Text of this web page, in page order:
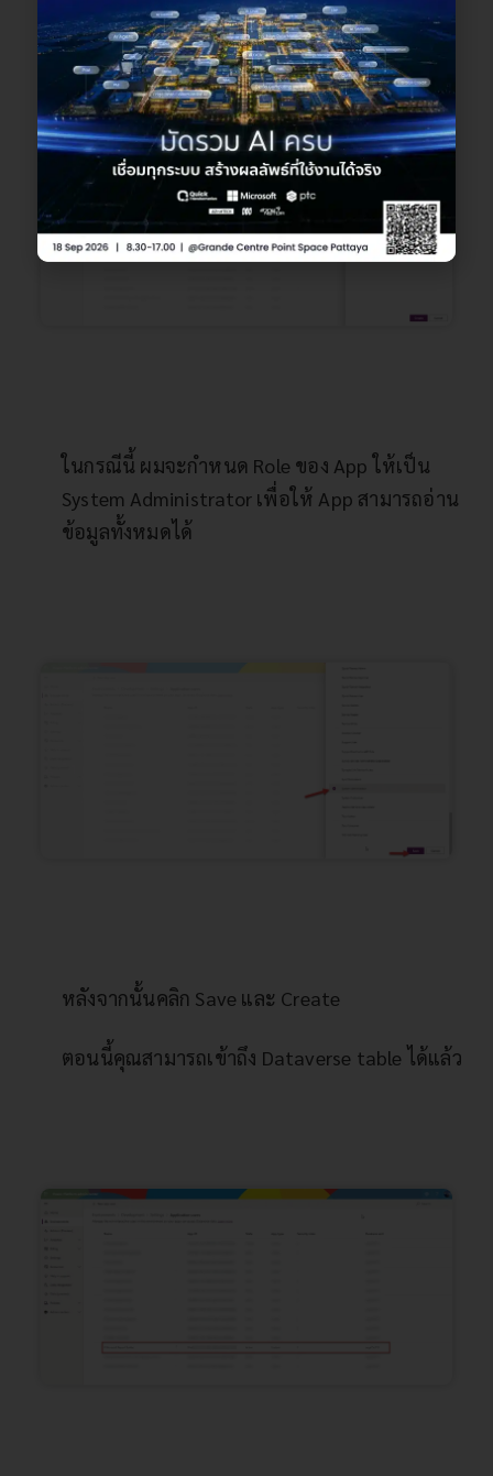
ในกรณีนี้ ผมจะกำหนด Role ของ App ให้เป็น
System Administrator เพื่อให้ App สามารถอ่าน
ข้อมูลทั้งหมดได้
หลังจากนั้นคลิก Save และ Create
ตอนนี้คุณสามารถเข้าถึง Dataverse table ได้แล้ว